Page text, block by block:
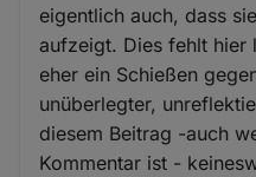
eigentlich auch, dass
aufzeigt. Dies fehlt hier
eher ein Schießen
unüberlegter,
diesem Beitrag -auch
Kommentar ist -